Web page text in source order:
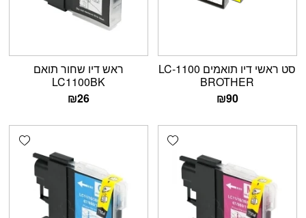
סט ראשי דיו תואמים LC-1100
BROTHER
₪90
ראש דיו שחור תואם
LC1100BK
₪26
Add wishlist